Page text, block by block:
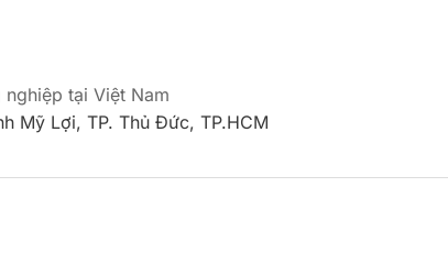
tại Việt Nam
Mỹ Lợi, TP. Thủ Đức, TP.HCM